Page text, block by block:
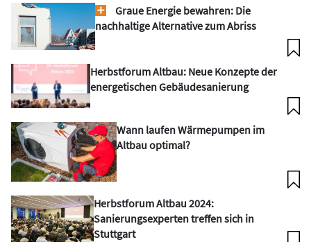
Graue Energie bewahren: Die
nachhaltige Alternative zum Abriss
Herbstforum Altbau: Neue Konzepte der
energetischen Gebäudesanierung
Wann laufen Wärmepumpen im
Altbau optimal?
Herbstforum Altbau 2024:
Sanierungsexperten treffen sich in
Stuttgart